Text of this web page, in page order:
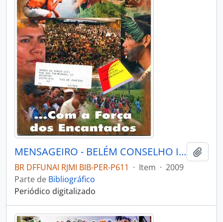
MENSAGEIRO - BELÉM CONSELHO INDIGENISTA MISSIONÁRIO - 2009 - Nº175
BR DFFUNAI RJMI BIB-PER-P611 · Item · 2009
Parte de Bibliográfico
Periódico digitalizado